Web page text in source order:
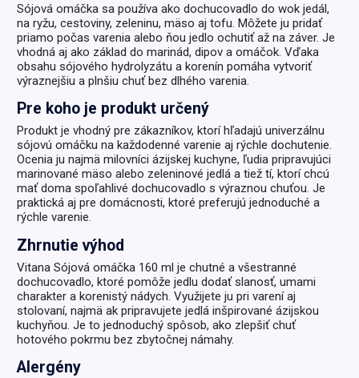
Sójová omáčka sa používa ako dochucovadlo do wok jedál,
na ryžu, cestoviny, zeleninu, mäso aj tofu. Môžete ju pridať
priamo počas varenia alebo ňou jedlo ochutiť až na záver. Je
vhodná aj ako základ do marinád, dipov a omáčok. Vďaka
obsahu sójového hydrolyzátu a korenín pomáha vytvoriť
výraznejšiu a plnšiu chuť bez dlhého varenia.
Pre koho je produkt určený
Produkt je vhodný pre zákazníkov, ktorí hľadajú univerzálnu
sójovú omáčku na každodenné varenie aj rýchle dochutenie.
Ocenia ju najmä milovníci ázijskej kuchyne, ľudia pripravujúci
marinované mäso alebo zeleninové jedlá a tiež tí, ktorí chcú
mať doma spoľahlivé dochucovadlo s výraznou chuťou. Je
praktická aj pre domácnosti, ktoré preferujú jednoduché a
rýchle varenie.
Zhrnutie výhod
Vitana Sójová omáčka 160 ml je chutné a všestranné
dochucovadlo, ktoré pomôže jedlu dodať slanosť, umami
charakter a korenistý nádych. Využijete ju pri varení aj
stolovaní, najmä ak pripravujete jedlá inšpirované ázijskou
kuchyňou. Je to jednoduchý spôsob, ako zlepšiť chuť
hotového pokrmu bez zbytočnej námahy.
Alergény